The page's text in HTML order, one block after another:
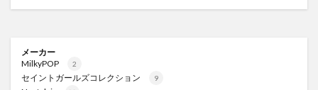
メーカー
MilkyPOP
2
セイントガールズコレクション 9